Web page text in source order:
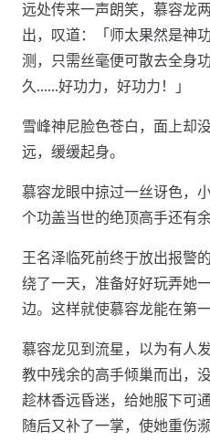
远处传来一声朗笑，慕容龙
出，叹道：「师太果然是神
测，只需丝毫便可散去全身
久……好功力，好功力！」
雪峰神尼脸色苍白，面上却
远，缓缓起身。
慕容龙眼中掠过一丝讶色，
个功盖当世的绝顶高手还有
王名泽临死前终于放出报警
绕了一天，准备好好玩弄她
边。这样就使慕容龙能在第一
慕容龙见到流星，以为有人
教中残余的高手倾巢而出，
趁林香远昏迷，给她服下可
随后又补了一掌，使她重伤